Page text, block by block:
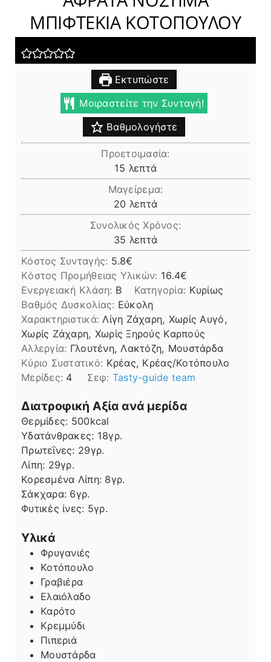
ΜΠΙΦΤΕΚΙΑ ΚΟΤΟΠΟΥΛΟΥ
Εκτυπώστε
Μοιραστείτε την Συνταγή!
Βαθμολογήστε
Προετοιμασία:
15 λεπτά
λεπτά
Μαγείρεμα:
20 λεπτά
λεπτά
Συνολικός Χρόνος:
35 λεπτά
λεπτά
Κόστος Συνταγής: 5.8€
Kόστος Προμήθειας Υλικών: 16.4
Ενεργειακή Κλάση: B Κατηγορία: Κυρίως
Βαθμός Δυσκολίας: Εύκολη
Χαρακτηριστικά: Λίγη Ζάχαρη, Χωρίς Αυγό,
Χωρίς Ζάχαρη, Χωρίς Ξηρούς Καρπούς
Αλλεργία: Γλουτένη, Λακτόζη, Μουστάρδα
Kύριο Συστατικό: Κρέας, Κρέας/Κοτόπουλο
Μερίδες: 4 Σεφ: Tasty-guide team
Διατροφική Αξία ανά μερίδα
Θερμίδες: 500kcal
Υδατάνθρακες: 18γρ.
Πρωτεΐνες: 29γρ.
Λίπη
Λίπη: 29γρ.
Κορεσμένα Λίπη: 8γρ.
Σάκχαρα: 6γρ.
Φυτικές ίνες: 5γρ.
Υλικά
Φρυγανιές
Κοτόπουλο
Γραβιέρα
Ελαιόλαδο
Καρότο
Κρεμμύδι
Πιπεριά
Μουστάρδα